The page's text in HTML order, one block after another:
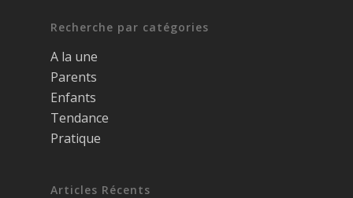
Recherche par catégories
A la une
Parents
Enfants
Tendance
Pratique
Articles Récents